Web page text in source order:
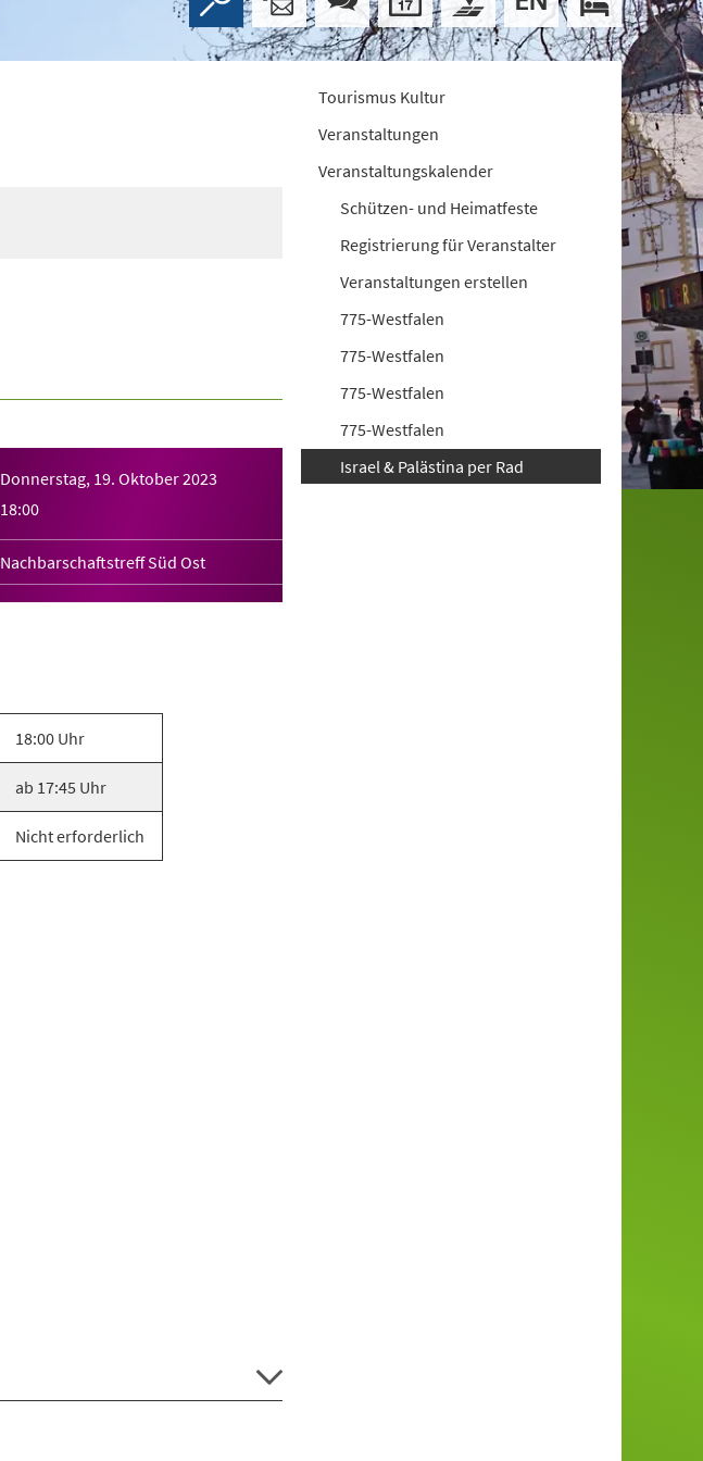
Donnerstag, 19. Oktober 2023
18:00
Nachbarschaftstreff Süd Ost
18:00 Uhr
ab 17:45 Uhr
Nicht erforderlich
Tourismus Kultur
Veranstaltungen
Veranstaltungskalender
Schützen- und Heimatfeste
Registrierung für Veranstalter
Veranstaltungen erstellen
775-Westfalen
775-Westfalen
775-Westfalen
775-Westfalen
Israel & Palästina per Rad